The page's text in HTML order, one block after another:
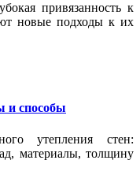
привязанность к
новые подходы к их
и способы
утепления стен:
материалы, толщину